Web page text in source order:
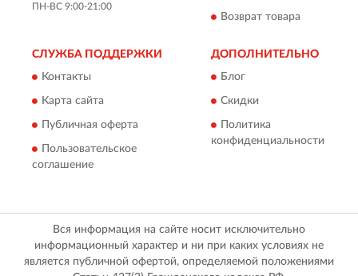
ПН-ВС 9:00-21:00
Возврат товара
СЛУЖБА ПОДДЕРЖКИ
Контакты
Карта сайта
Публичная оферта
Пользовательское
соглашение
ДОПОЛНИТЕЛЬНО
Блог
Скидки
Политика
конфиденциальности
Вся информация на сайте носит исключительно
информационный характер и ни при каких условиях не
является публичной офертой, определяемой положениями